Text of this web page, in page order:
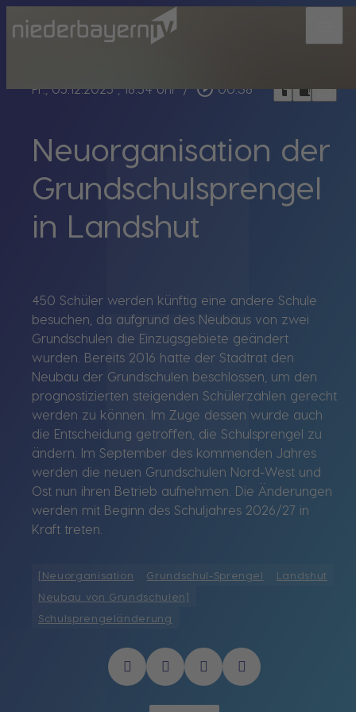
Fr., 05.12.2025, 18:54 Uhr / play_circle_outline 00:38 headphoneschrome_reader_modebookmark_border
Neuorganisation der
Grundschulsprengel
in Landshut
450 Schüler werden künftig eine andere Schule
besuchen, da aufgrund des Neubaus von zwei
Grundschulen die Einzugsgebiete geändert
wurden. Bereits 2016 hatte der Stadtrat den
Neubau der Grundschulen beschlossen, um den
prognostizierten steigenden Schülerzahlen gerecht
werden zu können. Im Zuge dessen wurde auch
die Entscheidung getroffen, die Schulsprengel zu
ändern. Im September des kommenden Jahres
werden die neuen Grundschulen Nord-West und
Ost nun ihren Betrieb aufnehmen. Die Änderungen
werden mit Beginn des Schuljahres 2026/27 in
Kraft treten.
[Neuorganisation Grundschul-Sprengel
Landshut
Neubau von Grundschulen]
Schulsprengeländerung